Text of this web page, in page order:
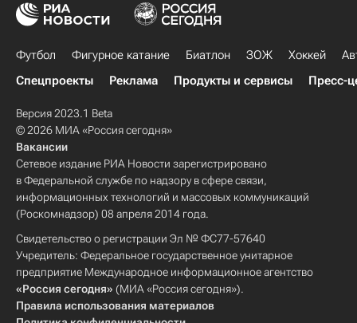
Футбол Фигурное катание Биатлон ЗОЖ Хоккей
Спецпроекты
Реклама Продукты и сервисы Пресс-
Версия 2023.1 Beta
© 2026 МИА «Россия сегодня»
Вакансии
Сетевое издание РИА Новости зарегистрировано
в Федеральной службе по надзору в сфере связи,
информационных технологий и массовых коммуникаций
(Роскомнадзор) 08 апреля 2014 года.
Свидетельство о регистрации Эл № ФС77-57640
Учредитель: Федеральное государственное унитарное
предприятие Международное информационное агентство
«Россия сегодня» (МИА «Россия сегодня»).
Правила использования материалов